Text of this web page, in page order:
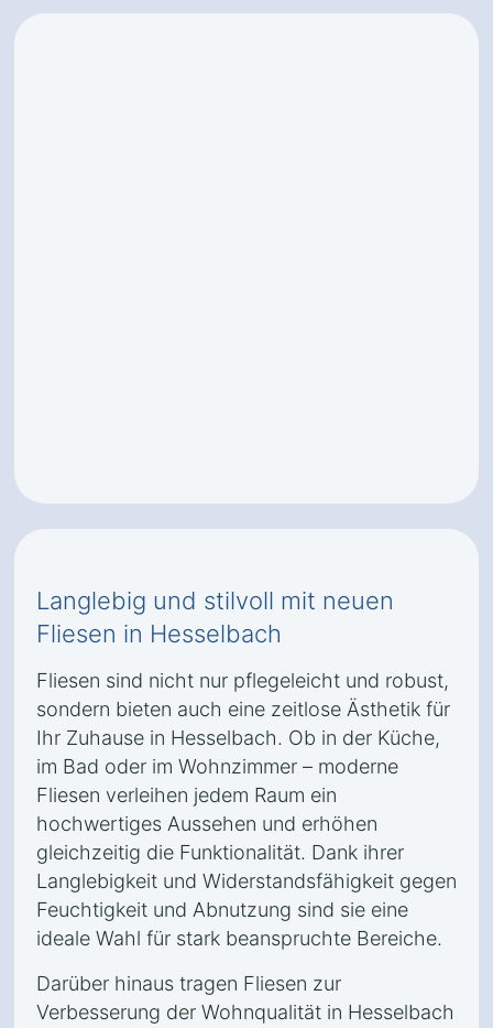
Langlebig und stilvoll mit neuen
Fliesen in Hesselbach
Fliesen sind nicht nur pflegeleicht und robust,
sondern bieten auch eine zeitlose Ästhetik für
Ihr Zuhause in Hesselbach. Ob in der Küche,
im Bad oder im Wohnzimmer – moderne
Fliesen verleihen jedem Raum ein
hochwertiges Aussehen und erhöhen
gleichzeitig die Funktionalität. Dank ihrer
Langlebigkeit und Widerstandsfähigkeit gegen
Feuchtigkeit und Abnutzung sind sie eine
ideale Wahl für stark beanspruchte Bereiche.
Darüber hinaus tragen Fliesen zur
Verbesserung der Wohnqualität in Hesselbach